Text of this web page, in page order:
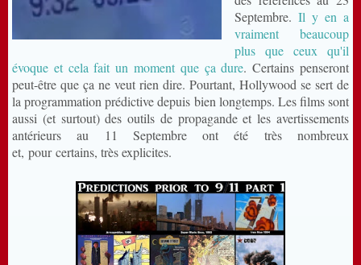
Septembre. Il y en a
vraiment beaucoup
plus que ceux qu'il
évoque et cela fait un moment que ça dure. Certains penseront
peut-être que ça ne veut rien dire. Pourtant, Hollywood se sert de
la programmation prédictive depuis bien longtemps. Les films sont
aussi (et surtout) des outils de propagande et les avertissements
antérieurs au 11 Septembre ont été très nombreux
et, pour certains, très explicites.